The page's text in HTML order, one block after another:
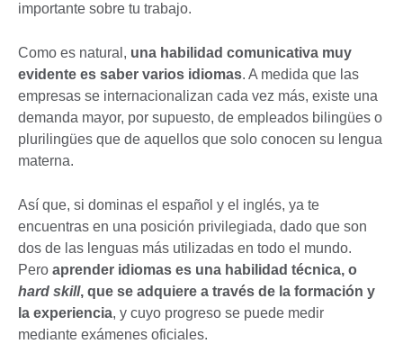
importante sobre tu trabajo.
Como es natural, una habilidad comunicativa muy
evidente es saber varios idiomas. A medida que las
empresas se internacionalizan cada vez más, existe una
demanda mayor, por supuesto, de empleados bilingües o
plurilingües que de aquellos que solo conocen su lengua
materna.
Así que, si dominas el español y el inglés, ya te
encuentras en una posición privilegiada, dado que son
dos de las lenguas más utilizadas en todo el mundo.
Pero aprender idiomas es una habilidad técnica, o
hard skill, que se adquiere a través de la formación y
la experiencia, y cuyo progreso se puede medir
mediante exámenes oficiales.